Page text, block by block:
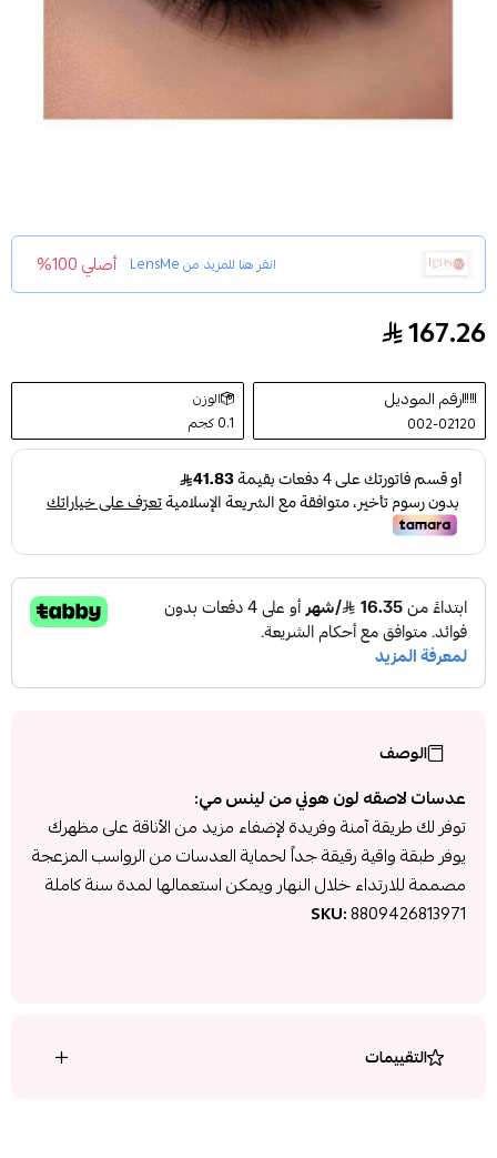
انقر هنا للمزيد منLensMe أصلي 100%
عدسات لاصقه لون هوني من لينس مي
167.26
رقم الموديل
002-02120
الوزن
0.1 كجم
الوصف
عدسات لاصقه لون هوني من لينس مي:
توفر لك طريقة آمنة وفريدة لإضفاء مزيد من الأناقة على مظهرك
يوفر طبقة واقية رقيقة جداً لحماية العدسات من الرواسب المزعجة
مصممة للارتداء خلال النهار ويمكن استعمالها لمدة سنة كاملة
SKU:8809426813971
التقييمات